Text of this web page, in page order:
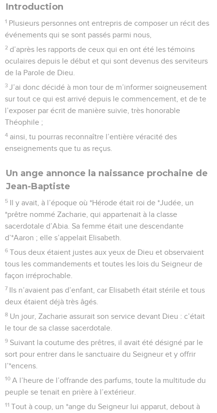
Introduction
1 Plusieurs personnes ont entrepris de composer un récit des
événements qui se sont passés parmi nous,
2 d’après les rapports de ceux qui en ont été les témoins
oculaires depuis le début et qui sont devenus des serviteurs
de la Parole de Dieu.
3 J’ai donc décidé à mon tour de m’informer soigneusement
sur tout ce qui est arrivé depuis le commencement, et de te
l’exposer par écrit de manière suivie, très honorable
Théophile ;
4 ainsi, tu pourras reconnaître l’entière véracité des
enseignements que tu as reçus.
Un ange annonce la naissance prochaine de
Jean-Baptiste
5 Il y avait, à l’époque où *Hérode était roi de *Judée, un
*prêtre nommé Zacharie, qui appartenait à la classe
sacerdotale d’Abia. Sa femme était une descendante
d’*Aaron ; elle s’appelait Elisabeth.
6 Tous deux étaient justes aux yeux de Dieu et observaient
tous les commandements et toutes les lois du Seigneur de
façon irréprochable.
7 Ils n’avaient pas d’enfant, car Elisabeth était stérile et tous
deux étaient déjà très âgés.
8 Un jour, Zacharie assurait son service devant Dieu : c’était
le tour de sa classe sacerdotale.
9 Suivant la coutume des prêtres, il avait été désigné par le
sort pour entrer dans le sanctuaire du Seigneur et y offrir
l’*encens.
10 A l’heure de l’offrande des parfums, toute la multitude du
peuple se tenait en prière à l’extérieur.
11 Tout à coup, un *ange du Seigneur lui apparut, debout à